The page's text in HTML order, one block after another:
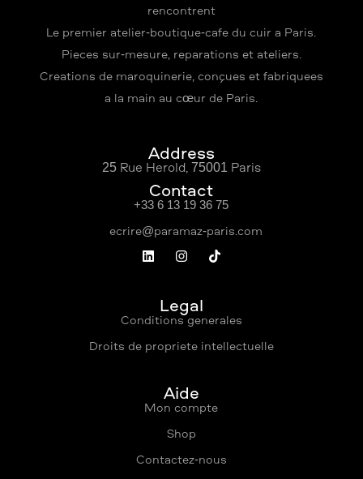
rencontrent
Le premier atelier-boutique-café du cuir à Paris.
Pièces sur-mesure, réparations et ateliers.
Créations de maroquinerie, conçues et fabriquées
à la main au cœur de Paris.
Address
25 Rue Hérold, 75001 Paris
Contact
+33 6 13 19 36 75
Légal
Conditions générales
Droits de propriété intellectuelle
Aide
Mon compte
Shop
Contactez-nous